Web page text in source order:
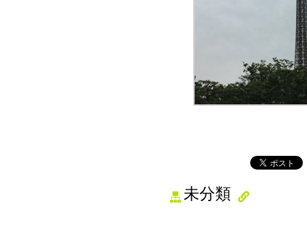
未分類